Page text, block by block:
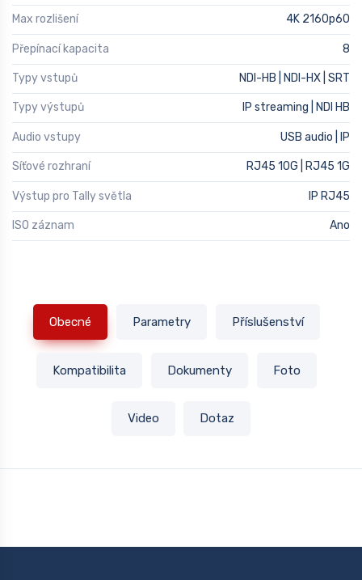
Max rozlišení 4K 2160p60
Přepínací kapacita 8
Typy vstupů NDI-HB | NDI-HX | SRT
Typy výstupů IP streaming | NDI HB
Audio vstupy USB audio | IP
Síťové rozhraní RJ45 10G | RJ45 1G
Výstup pro Tally světla IP RJ45
ISO záznam Ano
Obecné Parametry Příslušenství
Kompatibilita Dokumenty Foto
Video Dotaz